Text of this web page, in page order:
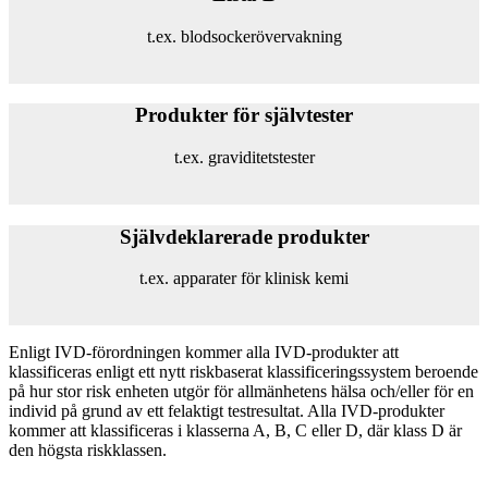
t.ex. blod­sockerövervakning
Produkter för självtester
t.ex. graviditetstester
Självdeklarerade produkter
t.ex. apparater för klinisk kemi
Enligt IVD-förordningen kommer alla IVD-produkter att
klassificeras enligt ett nytt riskbaserat klassificeringssystem beroende
på hur stor risk enheten utgör för allmänhetens hälsa och/eller för en
individ på grund av ett felaktigt testresultat. Alla IVD-produkter
kommer att klassificeras i klasserna A, B, C eller D, där klass D är
den högsta riskklassen.